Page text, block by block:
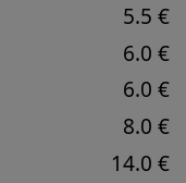
5.5 €
6.0 €
6.0 €
8.0 €
14.0 €